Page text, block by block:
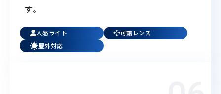
す。
人感ライト
可動レンズ
屋外対応